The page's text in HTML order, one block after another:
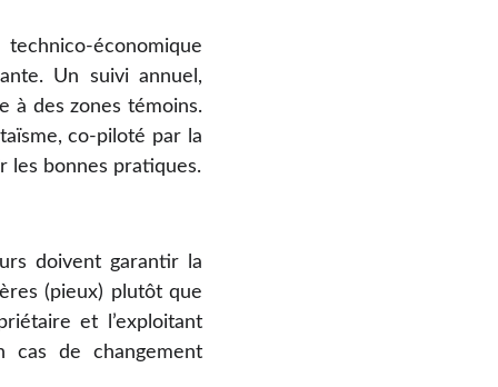
économique
Un suivi annuel,
à des zones témoins.
co-piloté par la
les bonnes pratiques.
doivent garantir la
(pieux) plutôt que
et l’exploitant
cas de changement